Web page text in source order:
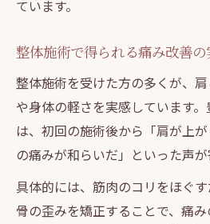
ています。
整体施術で得られる痛み改善の
整体施術を受けた方の多くが、
や身体の軽さを実感しています
は、初回の施術後から「肩が上
の痛みが和らいだ」といった声が
具体的には、筋肉のコリをほぐ
骨の歪みを矯正することで、痛